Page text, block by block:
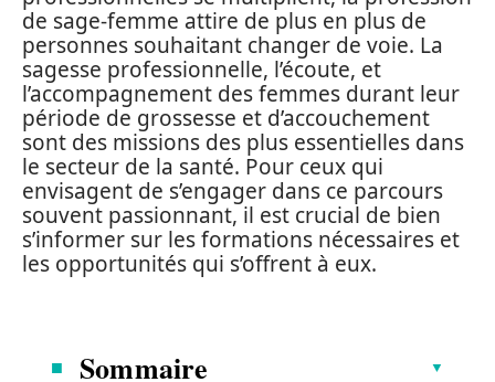
de sage-femme attire de plus en plus de
personnes souhaitant changer de voie. La
sagesse professionnelle, l’écoute, et
l’accompagnement des femmes durant leur
période de grossesse et d’accouchement
sont des missions des plus essentielles dans
le secteur de la santé. Pour ceux qui
envisagent de s’engager dans ce parcours
souvent passionnant, il est crucial de bien
s’informer sur les formations nécessaires et
les opportunités qui s’offrent à eux.
Sommaire